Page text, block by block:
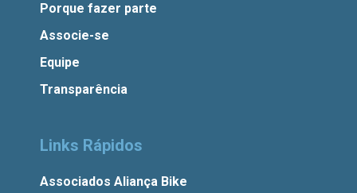
Porque fazer parte
Associe-se
Equipe
Transparência
Links Rápidos
Associados Aliança Bike